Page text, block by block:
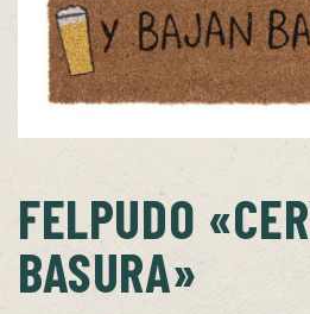
FELPUDO
BASURA»